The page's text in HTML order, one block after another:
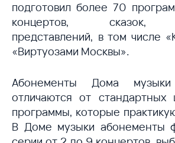
подготовил более 70
концертов, сказок,
представлений, в том числе
«Виртуозами Москвы».
Абонементы Дома музыки
отличаются от
программы, которые
В Доме музыки абонементы